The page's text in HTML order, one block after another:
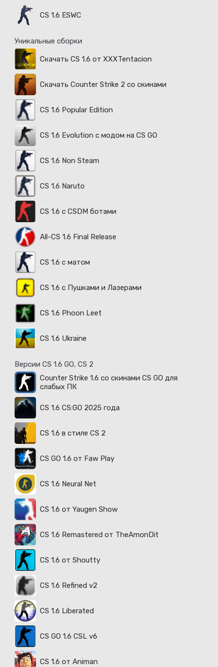
CS 1.6 ESWC
Уникальные сборки
Скачать CS 1.6 от XXXTentacion
Скачать Counter Strike 2 со скинами
CS 1.6 Popular Edition
CS 1.6 Evolution с модом на CS GO
CS 1.6 Non Steam
CS 1.6 Naruto
CS 1.6 с CSDM ботами
All-CS 1.6 Final Release
CS 1.6 с матом
CS 1.6 с Пушками и Лазерами
CS 1.6 Phoon Leet
CS 1.6 Ukraine
Версии CS 1.6 GO, CS 2
Counter Strike 1.6 со скинами CS GO для
слабых ПК
CS 1.6 CS:GO 2025 года
CS 1.6 в стиле CS 2
CS GO 1.6 от Faw Play
CS 1.6 Neural Net
CS 1.6 от Yaugen Show
CS 1.6 Remastered от TheAmonDit
CS 1.6 от Shoutty
CS 1.6 Refined v2
CS 1.6 Liberated
CS GO 1.6 CSL v6
CS 1.6 от Animan